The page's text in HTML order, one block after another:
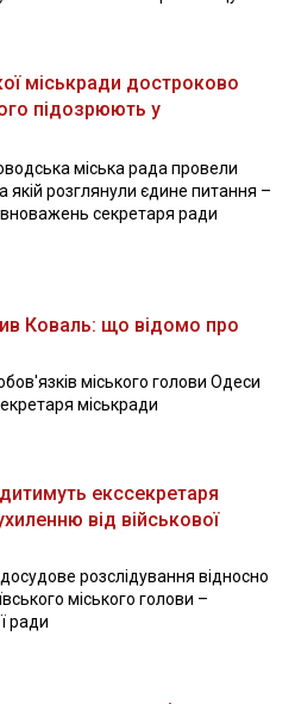
міськради достроково
підозрюють у
міська рада провели
якій розглянули єдине питання –
секретаря ради
Коваль: що відомо про
міського голови Одеси
міськради
екссекретаря
від військової
розслідування відносно
міського голови –
ради